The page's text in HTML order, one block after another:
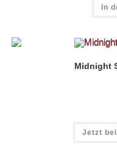
In
Midnight
Jetzt